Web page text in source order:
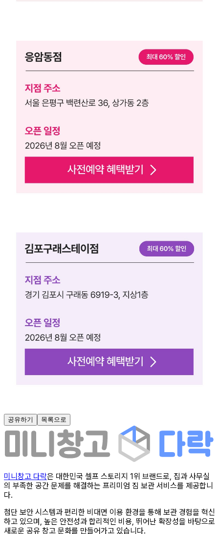
공유하기 목록으로
미니창고 다락은 대한민국 셀프 스토리지 1위 브랜드로, 집과 사무실
의 부족한 공간 문제를 해결하는 프리미엄 짐 보관 서비스를 제공합니
다.
첨단 보안 시스템과 편리한 비대면 이용 환경을 통해 보관 경험을 혁신
하고 있으며, 높은 안전성과 합리적인 비용, 뛰어난 확장성을 바탕으로
새로운 공유 창고 문화를 만들어가고 있습니다.